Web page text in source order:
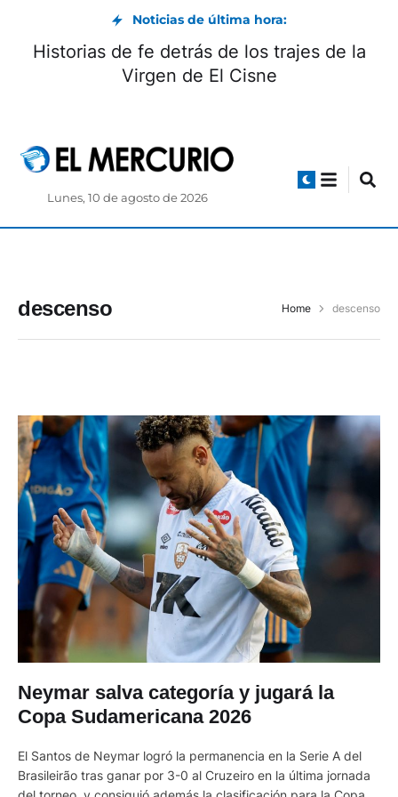
Noticias de última hora:
Historias de fe detrás de los trajes de la
Virgen de El Cisne
Lunes, 10 de agosto de 2026
descenso Home descenso
Neymar salva categoría y jugará la
Copa Sudamericana 2026
El Santos de Neymar logró la permanencia en la Serie A del
Brasileirão tras ganar por 3-0 al Cruzeiro en la última jornada